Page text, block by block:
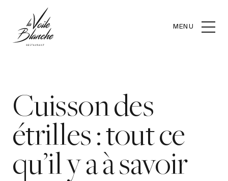
MENU
Cuisson des
étrilles : tout ce
qu’il y a à savoir